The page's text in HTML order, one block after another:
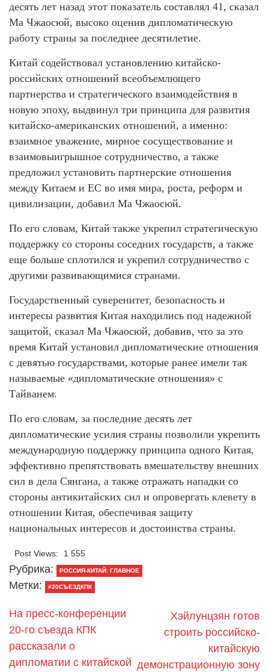
десять лет назад этот показатель составлял 41, сказал
Ма Чжаосюй, высоко оценив дипломатическую
работу страны за последнее десятилетие.
Китай содействовал установлению китайско-
российских отношений всеобъемлющего
партнерства и стратегического взаимодействия в
новую эпоху, выдвинул три принципа для развития
китайско-американских отношений, а именно:
взаимное уважение, мирное сосуществование и
взаимовыигрышное сотрудничество, а также
предложил установить партнерские отношения
между Китаем и ЕС во имя мира, роста, реформ и
цивилизации, добавил Ма Чжаосюй.
По его словам, Китай также укрепил стратегическую
поддержку со стороны соседних государств, а также
еще больше сплотился и укрепил сотрудничество с
другими развивающимися странами.
Государственный суверенитет, безопасность и
интересы развития Китая находились под надежной
защитой, сказал Ма Чжаосюй, добавив, что за это
время Китай установил дипломатические отношения
с девятью государствами, которые ранее имели так
называемые «дипломатические отношения» с
Тайванем.
По его словам, за последние десять лет
дипломатические усилия страны позволили укрепить
международную поддержку принципа одного Китая,
эффективно препятствовать вмешательству внешних
сил в дела Сянгана, а также отражать нападки со
стороны антикитайских сил и опровергать клевету в
отношении Китая, обеспечивая защиту
национальных интересов и достоинства страны.
Post Views: 1 555
Рубрика: РОССИЯ-КИТАЙ: ГЛАВНОЕ
Метки: #20СЪЕЗДКПК
На пресс-конференции
20-го съезда КПК
рассказали о
дипломатии с китайской
Хэйлунцзян готов
строить российско-
китайскую
демонстрационную зону